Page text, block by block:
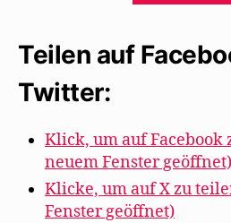
Teilen auf
Twitter:
Klick, um auf
neuem Fenster geöffnet)
Klicke, um auf X zu
Fenster geöffnet)